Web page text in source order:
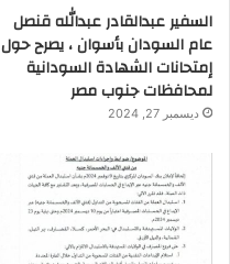
السفير عبدالقادر عبدالله قنصل
عام السودان بأسوان ، يصرح حول
إمتحانات الشهادة السودانية
لمحافظات جنوب مصر
ديسمبر 27, 2024